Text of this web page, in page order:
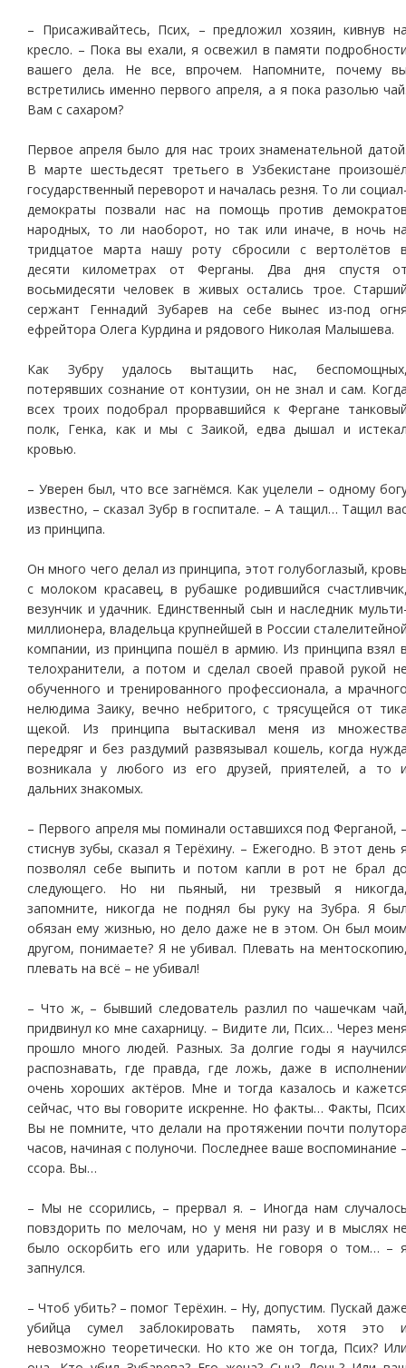
– Присаживайтесь, Псих, – предложил хозяин, кивнув
кресло. – Пока вы ехали, я освежил в памяти
вашего дела. Не все, впрочем. Напомните, почему
встретились именно первого апреля, а я пока разолью
Вам с сахаром?
Первое апреля было для нас троих знаменательной
В марте шестьдесят третьего в Узбекистане
государственный переворот и началась резня. То ли
демократы позвали нас на помощь против
народных, то ли наоборот, но так или иначе, в ночь
тридцатое марта нашу роту сбросили с вертолётов
десяти километрах от Ферганы. Два дня спустя
восьмидесяти человек в живых остались трое.
сержант Геннадий Зубарев на себе вынес из-под
ефрейтора Олега Курдина и рядового Николая Малышева.
Как Зубру удалось вытащить нас,
потерявших сознание от контузии, он не знал и сам.
всех троих подобрал прорвавшийся к Фергане
полк, Генка, как и мы с Заикой, едва дышал и
кровью.
– Уверен был, что все загнёмся. Как уцелели – одному
известно, – сказал Зубр в госпитале. – А тащил… Тащил
из принципа.
Он много чего делал из принципа, этот голубоглазый,
с молоком красавец, в рубашке родившийся
везунчик и удачник. Единственный сын и наследник
миллионера, владельца крупнейшей в России
компании, из принципа пошёл в армию. Из принципа взял
телохранители, а потом и сделал своей правой рукой
обученного и тренированного профессионала, а
нелюдима Заику, вечно небритого, с трясущейся от
щекой. Из принципа вытаскивал меня из
передряг и без раздумий развязывал кошель, когда
возникала у любого из его друзей, приятелей, а то
дальних знакомых.
– Первого апреля мы поминали оставшихся под Ферганой,
стиснув зубы, сказал я Терёхину. – Ежегодно. В этот день
позволял себе выпить и потом капли в рот не брал
следующего. Но ни пьяный, ни трезвый я
запомните, никогда не поднял бы руку на Зубра. Я
обязан ему жизнью, но дело даже не в этом. Он был
другом, понимаете? Я не убивал. Плевать на
плевать на всё – не убивал!
– Что ж, – бывший следователь разлил по чашечкам
придвинул ко мне сахарницу. – Видите ли, Псих… Через
прошло много людей. Разных. За долгие годы я
распознавать, где правда, где ложь, даже в
очень хороших актёров. Мне и тогда казалось и
сейчас, что вы говорите искренне. Но факты… Факты,
Вы не помните, что делали на протяжении почти
часов, начиная с полуночи. Последнее ваше воспоминание
ссора. Вы…
– Мы не ссорились, – прервал я. – Иногда нам
повздорить по мелочам, но у меня ни разу и в мыслях
было оскорбить его или ударить. Не говоря о том… –
запнулся.
– Чтоб убить? – помог Терёхин. – Ну, допустим. Пускай
убийца сумел заблокировать память, хотя это
невозможно теоретически. Но кто же он тогда, Псих?